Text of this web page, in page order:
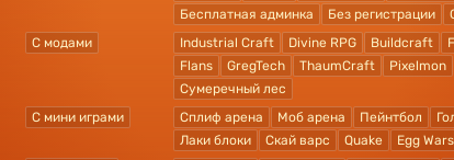
Бесплатная админка
Без регистрации
С модами
Industrial Craft Divine RPG Buildcraft
Flans
GregTech ThaumCraft Pixelmon
Сумеречный лес
С мини играми
Сплиф арена Моб арена Пейнтбол
Лаки блоки
Скай варс Quake
Egg Wars